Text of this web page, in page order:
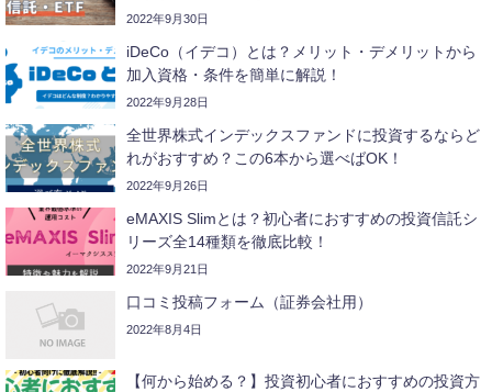
2022年9月30日
iDeCo（イデコ）とは？メリット・デメリットから
加入資格・条件を簡単に解説！
2022年9月28日
全世界株式インデックスファンドに投資するならど
れがおすすめ？この6本から選べばOK！
2022年9月26日
eMAXIS Slimとは？初心者におすすめの投資信託シ
リーズ全14種類を徹底比較！
2022年9月21日
口コミ投稿フォーム（証券会社用）
2022年8月4日
【何から始める？】投資初心者におすすめの投資方